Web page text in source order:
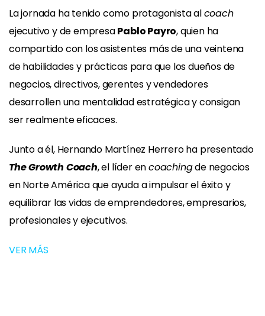
La jornada ha tenido como protagonista alcoach
ejecutivo y de empresaPablo Payro, quien ha
compartido con los asistentes más de una veintena
de habilidades y prácticas para que los dueños de
negocios, directivos, gerentes y vendedores
desarrollen una mentalidad estratégica y consigan
ser realmente eficaces.
Junto a él, Hernando Martínez Herrero ha presentado
The Growth Coach, el líder encoachingde negocios
en Norte América que ayuda a impulsar el éxito y
equilibrar las vidas de emprendedores, empresarios,
profesionales y ejecutivos.
VER MÁS